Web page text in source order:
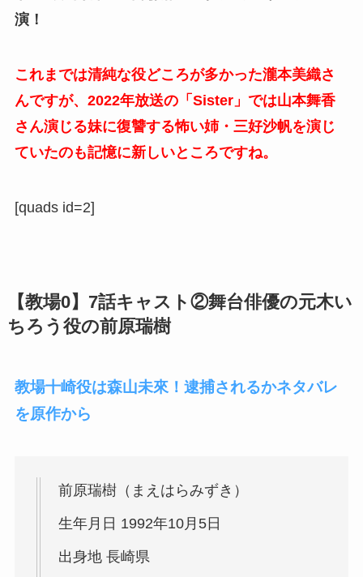
演！
これまでは清純な役どころが多かった瀧本美織さ
んですが、2022年放送の「Sister」では山本舞香
さん演じる妹に復讐する怖い姉・三好沙帆を演じ
ていたのも記憶に新しいところですね。
[quads id=2]
【教場0】7話キャスト②舞台俳優の元木い
ちろう役の前原瑞樹
教場十崎役は森山未來！逮捕されるかネタバレ
を原作から
前原瑞樹（まえはらみずき）
生年月日 1992年10月5日
出身地 長崎県